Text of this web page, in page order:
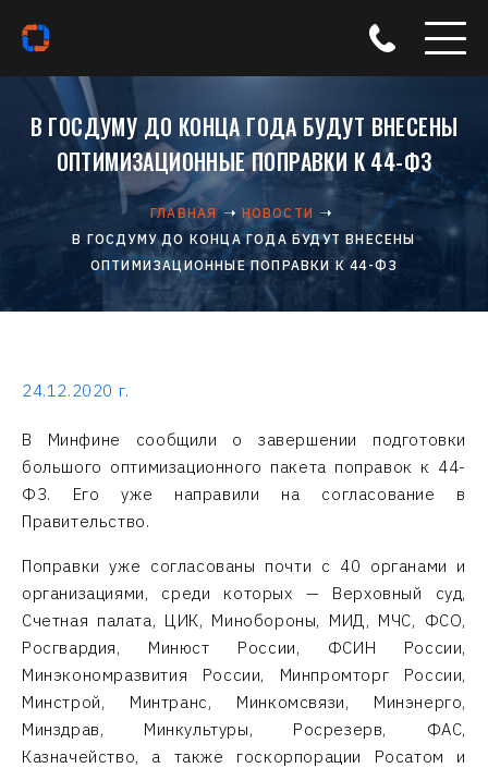
В ГОСДУМУ ДО КОНЦА ГОДА БУДУТ ВНЕСЕНЫ
ОПТИМИЗАЦИОННЫЕ ПОПРАВКИ К 44-ФЗ
ГЛАВНАЯ
НОВОСТИ
В ГОСДУМУ ДО КОНЦА ГОДА БУДУТ ВНЕСЕНЫ
ОПТИМИЗАЦИОННЫЕ ПОПРАВКИ К 44-ФЗ
24.12.2020 г.
В Минфине сообщили о завершении подготовки
большого оптимизационного пакета поправок к 44-
ФЗ. Его уже направили на согласование в
Правительство.
Поправки уже согласованы почти с 40 органами и
организациями, среди которых — Верховный суд,
Счетная палата, ЦИК, Минобороны, МИД, МЧС, ФСО,
Росгвардия, Минюст России, ФСИН России,
Минэкономразвития России, Минпромторг России,
Минстрой, Минтранс, Минкомсвязи, Минэнерго,
Минздрав, Минкультуры, Росрезерв, ФАС,
Казначейство, а также госкорпорации Росатом и